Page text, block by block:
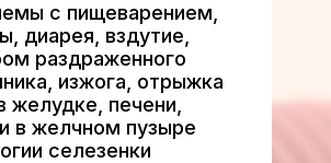
с пищеварением,
диарея, вздутие,
раздраженного
изжога, отрыжка
желудке, печени,
в желчном пузыре
селезенки